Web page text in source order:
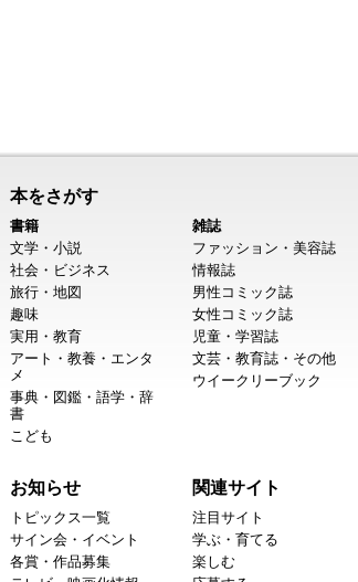
本をさがす
書籍
文学・小説
社会・ビジネス
旅行・地図
趣味
実用・教育
アート・教養・エンタ
メ
事典・図鑑・語学・辞
書
こども
雑誌
ファッション・美容誌
情報誌
男性コミック誌
女性コミック誌
児童・学習誌
文芸・教育誌・その他
ウイークリーブック
お知らせ
トピックス一覧
サイン会・イベント
各賞・作品募集
関連サイト
注目サイト
学ぶ・育てる
楽しむ